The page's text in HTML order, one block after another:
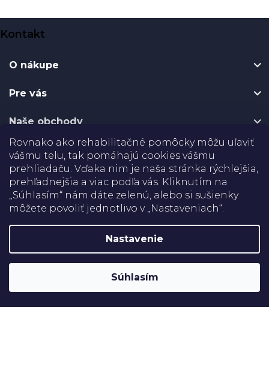
Rovnako ako rehabilitačné pomôcky môžu uľaviť
vášmu telu, tak pomáhajú cookies vášmu
prehliadaču. Vďaka nim je naša stránka rýchlejšia,
prehľadnejšia a viac podľa vás. Kliknutím na
„Súhlasím“ nám dáte zelenú, alebo si sušienky
môžete povoliť jednotlivo v „Nastaveniach“.
Nastavenie
Súhlasím
á
Kontakt
O nákupe
Pre vás
Naše obchody
Certifikáty
Doprava
Platba
Rehabilitačné pomôcky
Upraviť nastavenie cookies